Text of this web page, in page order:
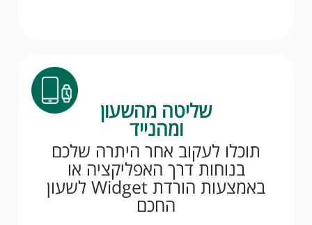
שליטה מהשעון
ומהנייד
תוכלו לעקוב אחר היתרה שלכם
בנוחות דרך האפליקציה או
באמצעות הורדת Widget לשעון
החכם